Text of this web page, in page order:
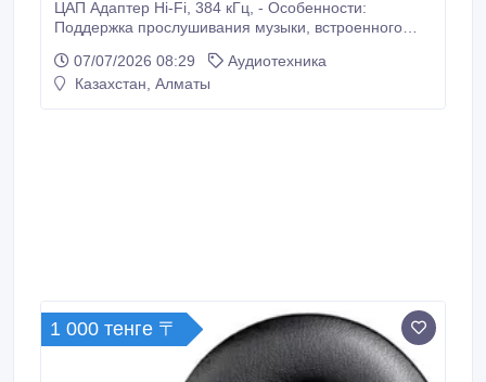
ЦАП Адаптер Hi-Fi, 384 кГц, - Особенности:
Поддержка прослушивания музыки, встроенного
без потерь. - Чип декодирования: чип цифрового
декодера Conexant CX31993 Совместимость
07/07/2026 08:29
Аудиотехника
Казахстан, Алматы
1 000 тенге 〒